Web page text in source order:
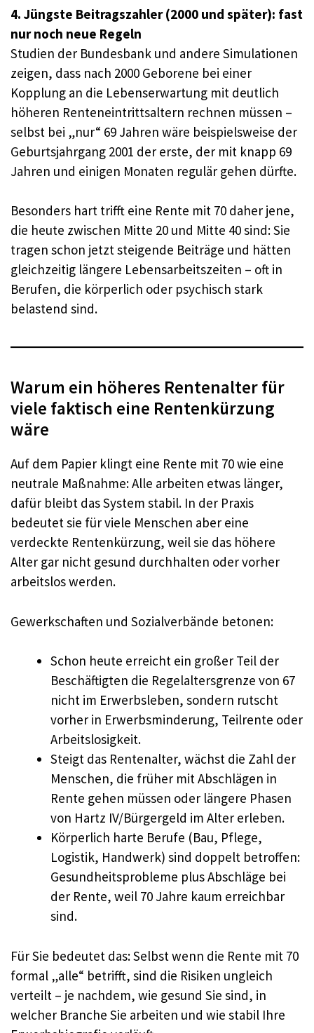
4. Jüngste Beitragszahler (2000 und später): fast
nur noch neue Regeln
Studien der Bundesbank und andere Simulationen
zeigen, dass nach 2000 Geborene bei einer
Kopplung an die Lebenserwartung mit deutlich
höheren Renteneintrittsaltern rechnen müssen –
selbst bei „nur“ 69 Jahren wäre beispielsweise der
Geburtsjahrgang 2001 der erste, der mit knapp 69
Jahren und einigen Monaten regulär gehen dürfte.
Besonders hart trifft eine Rente mit 70 daher jene,
die heute zwischen Mitte 20 und Mitte 40 sind: Sie
tragen schon jetzt steigende Beiträge und hätten
gleichzeitig längere Lebensarbeitszeiten – oft in
Berufen, die körperlich oder psychisch stark
belastend sind.
Warum ein höheres Rentenalter für
viele faktisch eine Rentenkürzung
wäre
Auf dem Papier klingt eine Rente mit 70 wie eine
neutrale Maßnahme: Alle arbeiten etwas länger,
dafür bleibt das System stabil. In der Praxis
bedeutet sie für viele Menschen aber eine
verdeckte Rentenkürzung, weil sie das höhere
Alter gar nicht gesund durchhalten oder vorher
arbeitslos werden.
Gewerkschaften und Sozialverbände betonen:
Schon heute erreicht ein großer Teil der
Beschäftigten die Regelaltersgrenze von 67
nicht im Erwerbsleben, sondern rutscht
vorher in Erwerbsminderung, Teilrente oder
Arbeitslosigkeit.
Steigt das Rentenalter, wächst die Zahl der
Menschen, die früher mit Abschlägen in
Rente gehen müssen oder längere Phasen
von Hartz IV/Bürgergeld im Alter erleben.
Körperlich harte Berufe (Bau, Pflege,
Logistik, Handwerk) sind doppelt betroffen:
Gesundheitsprobleme plus Abschläge bei
der Rente, weil 70 Jahre kaum erreichbar
sind.
Für Sie bedeutet das: Selbst wenn die Rente mit 70
formal „alle“ betrifft, sind die Risiken ungleich
verteilt – je nachdem, wie gesund Sie sind, in
welcher Branche Sie arbeiten und wie stabil Ihre